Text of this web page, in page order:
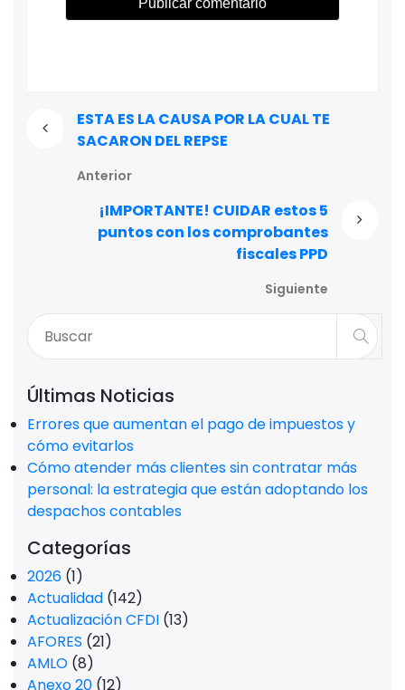
ESTA ES LA CAUSA POR LA CUAL TE
SACARON DEL REPSE
Anterior
¡IMPORTANTE! CUIDAR estos 5
puntos con los comprobantes
fiscales PPD
Siguiente
Últimas Noticias
Errores que aumentan el pago de impuestos y
cómo evitarlos
Cómo atender más clientes sin contratar más
personal: la estrategia que están adoptando los
despachos contables
Categorías
2026 (1)
Actualidad (142)
Actualización CFDI (13)
AFORES (21)
AMLO (8)
Anexo 20 (12)